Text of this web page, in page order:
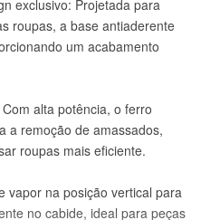
exclusivo: Projetada para
roupas, a base antiaderente
um acabamento
alta potência, o ferro
a remoção de amassados,
roupas mais eficiente.
vapor na posição vertical para
no cabide, ideal para peças